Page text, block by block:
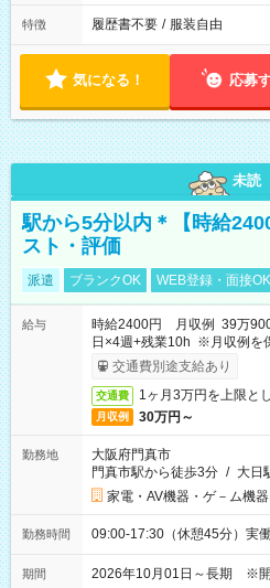
特徴 履歴書不要 / 服装自由
気になる！ 応募
未読
駅から5分以内＊【時給
スト・評価
派遣 ブランクOK WEB登録・面接OK
給与
時給2400円 月収例 39万
日×4週+残業10h ※月収例を
与即受取りサービス利用可（
交通費別途支給あり
交通費 1ヶ月3万円を上限と
月収例 30万円～
勤務地
大阪府門真市
門真市駅から徒歩3分 / 大日
家電・AV機器・ゲ－ム機器
勤務時間 09:00-17:30（休憩45分）実
期間 2026年10月01日～長期 ※